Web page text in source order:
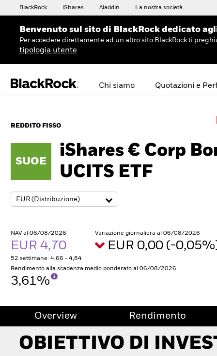
BlackRock iShares Aladdin La nostra società
Benvenuto sul sito di BlackRock dedicato
Per accedere direttamente ad un altro sito BlackRock ti
tipologia utente
Chi siamo Quotazioni e
REDDITO FISSO
SUOE
iShares € Corp
UCITS ETF
NAV al 06/08/2026
EUR 4,70
52 settimane: 4,66 - 4,84
Variazione giornaliera al 06/08/2026
EUR 0,00 (-
Rendimento alla scadenza medio ponderato al 06/08/2026
3,61%
Overview Rendimento
OBIETTIVO DI